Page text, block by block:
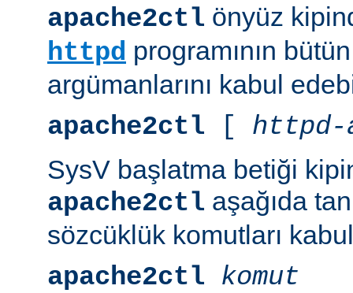
apache2ctl önyüz
httpd programının
argümanlarını kabul
apache2ctl [ httpd-
SysV başlatma betiği
apache2ctl aşağıda
sözcüklük komutları
apache2ctl
komut